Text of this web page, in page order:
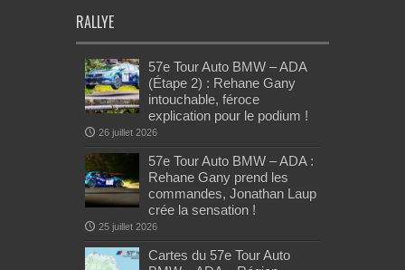
RALLYE
57e Tour Auto BMW – ADA
(Étape 2) : Rehane Gany
intouchable, féroce
explication pour le podium !
26 juillet 2026
57e Tour Auto BMW – ADA :
Rehane Gany prend les
commandes, Jonathan Laup
crée la sensation !
25 juillet 2026
Cartes du 57e Tour Auto